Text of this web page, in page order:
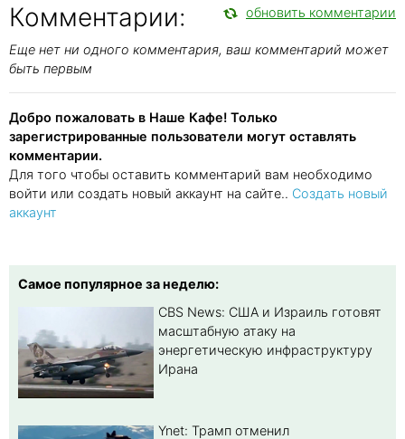
Комментарии: обновить комментарии
Еще нет ни одного комментария, ваш комментарий может
быть первым
Добро пожаловать в Наше Кафе! Только
зарегистрированные пользователи могут оставлять
комментарии.
Для того чтобы оставить комментарий вам необходимо
войти или создать новый аккаунт на сайте.. Создать новый
аккаунт
Самое популярное за неделю:
CBS News: США и Израиль готовят
масштабную атаку на
энергетическую инфраструктуру
Ирана
Ynet: Трамп отменил